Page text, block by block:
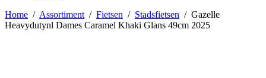
Home / Assortiment / Fietsen / Stadsfietsen / Gazelle
Heavydutynl Dames Caramel Khaki Glans 49cm 2025